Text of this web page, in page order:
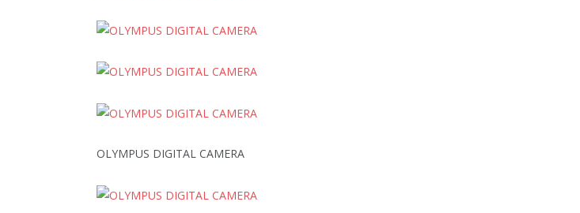
OLYMPUS DIGITAL CAMERA